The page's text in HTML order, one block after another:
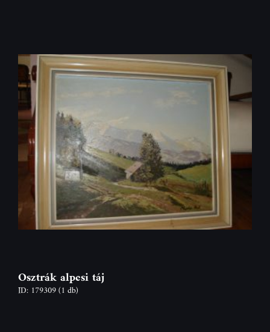
Osztrák alpesi táj
ID: 179309(1 db)